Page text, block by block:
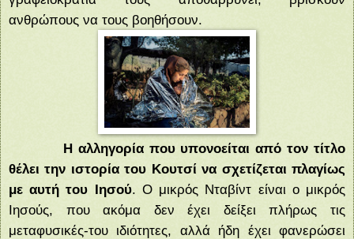
ανθρώπους να τους βοηθήσουν.
Η αλληγορία που υπονοείται από τον τίτλο
θέλει την ιστορία του Κουτσί να σχετίζεται πλαγίως
με αυτή του Ιησού. Ο μικρός Νταβίντ είναι ο μικρός
Ιησούς, που ακόμα δεν έχει δείξει πλήρως τις
μεταφυσικές-του ιδιότητες, αλλά ήδη έχει φανερώσει